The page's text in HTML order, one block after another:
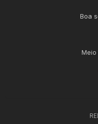
Boa
Meio